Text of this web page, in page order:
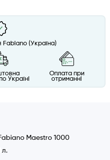
Fabiano (Україна)
Україні
Оплата при
отриманні
Fabiano Maestro 1000
л.